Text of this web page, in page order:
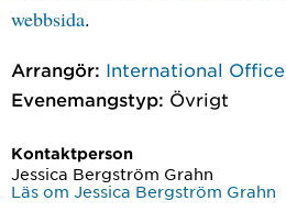
webbsida.
Arrangör: International Office
Evenemangstyp: Övrigt
Kontaktperson
Jessica Bergström Grahn
Läs om Jessica Bergström Grahn